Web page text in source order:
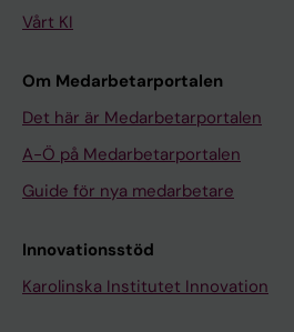
Vårt KI
Om Medarbetarportalen
Det här är Medarbetarportalen
A-Ö på Medarbetarportalen
Guide för nya medarbetare
Innovationsstöd
Karolinska Institutet Innovation